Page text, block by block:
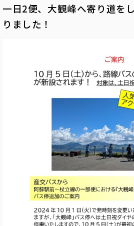
一日2便、大観峰へ寄り道を
りました！